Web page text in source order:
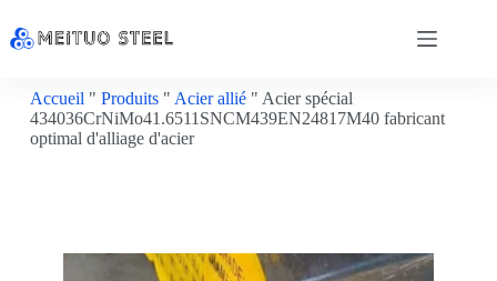
Accueil " Produits" Acier allié" Acier spécial
434036CrNiMo41.6511SNCM439EN24817M40 fabricant
optimal d'alliage d'acier